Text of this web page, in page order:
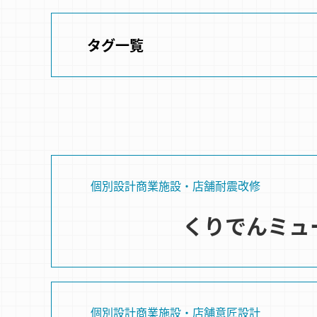
タグ一覧
個別設計商業施設・店舗耐震改修
くりでんミ
個別設計商業施設・店舗意匠設計